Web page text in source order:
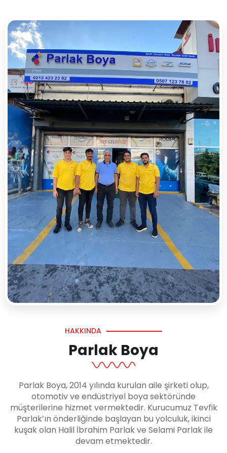
HAKKINDA
Parlak Boya
Parlak Boya, 2014 yılında kurulan aile şirketi olup,
otomotiv ve endüstriyel boya sektöründe
müşterilerine hizmet vermektedir. Kurucumuz Tevfik
Parlak’ın önderliğinde başlayan bu yolculuk, ikinci
kuşak olan Halil İbrahim Parlak ve Selami Parlak ile
devam etmektedir.